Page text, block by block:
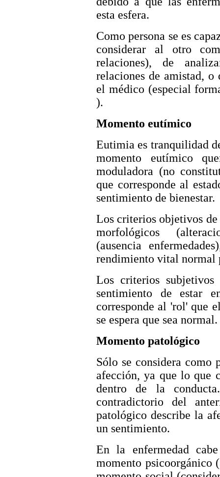
esta esfera.
Como persona se es
considerar al otro
relaciones), de
relaciones de amistad,
el médico (especial
).
Momento eutímico
Eutimia es tranquilidad
momento eutímico
moduladora (no
que corresponde al
sentimiento de bienestar.
Los criterios objetivos de
morfológicos
(ausencia
rendimiento vital normal
Los criterios subjetivos
sentimiento de estar
corresponde al 'rol' que
se espera que sea normal.
Momento patológico
Sólo se considera como
afección, ya que lo que
dentro de la
contradictorio del
patológico describe la
un sentimiento.
En la enfermedad
momento psicoorgánico